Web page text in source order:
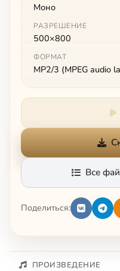
Моно
РАЗРЕШЕНИЕ
500×800
ФОРМАТ
MP2/3 (MPEG audio
Все
Поделиться:
ПРОИЗВЕДЕНИЕ